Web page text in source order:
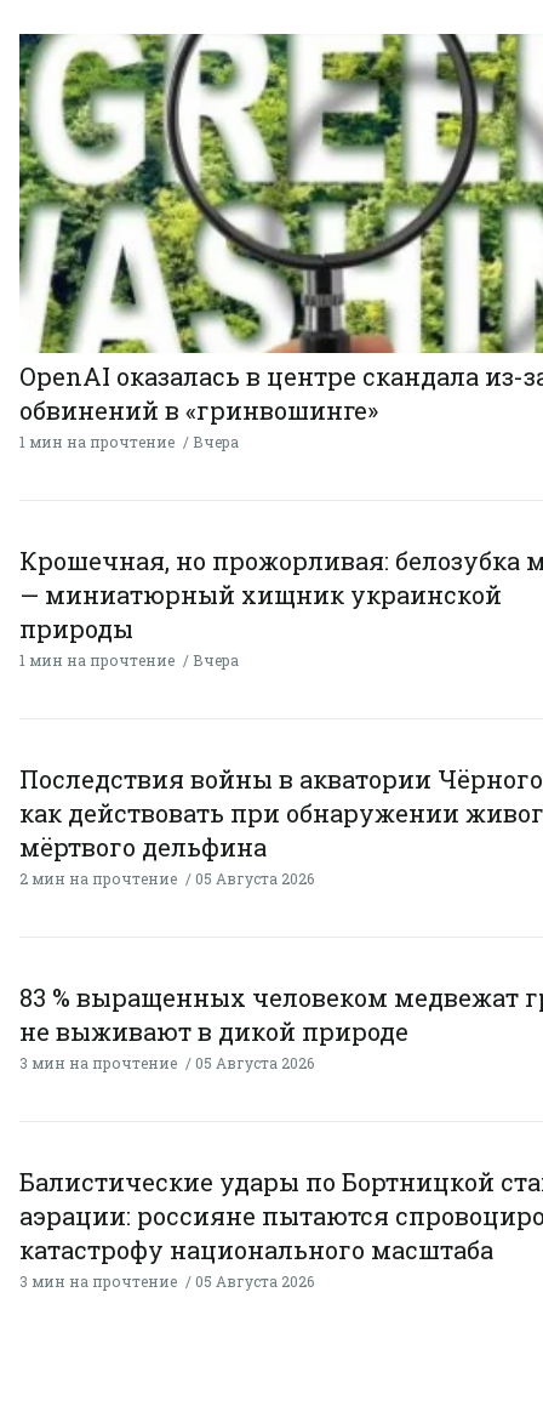
OpenAI оказалась в центре скандала из-
обвинений в «гринвошинге»
1 мин на прочтение Вчера
Крошечная, но прожорливая: белозубка
— миниатюрный хищник украинской
природы
1 мин на прочтение Вчера
Последствия войны в акватории
как действовать при обнаружении
мёртвого дельфина
2 мин на прочтение 05 Августа 2026
83 % выращенных человеком медвежат
не выживают в дикой природе
3 мин на прочтение 05 Августа 2026
Балистические удары по Бортницкой
аэрации: россияне пытаются
катастрофу национального масштаба
3 мин на прочтение 05 Августа 2026